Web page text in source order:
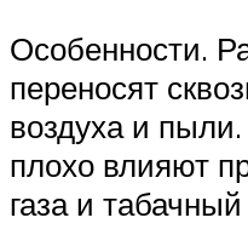
Особенности.
переносят
воздуха и
плохо влияют
газа и